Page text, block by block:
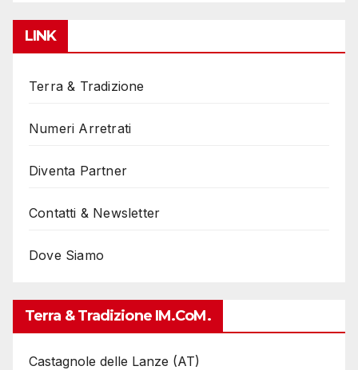
LINK
Terra & Tradizione
Numeri Arretrati
Diventa Partner
Contatti & Newsletter
Dove Siamo
Terra & Tradizione IM.coM.
Castagnole delle Lanze (AT)